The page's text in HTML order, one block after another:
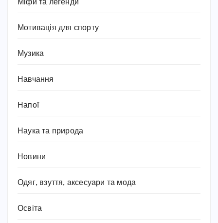
Міфи та легенди
Мотивація для спорту
Музика
Навчання
Напої
Наука та природа
Новини
Одяг, взуття, аксесуари та мода
Освіта